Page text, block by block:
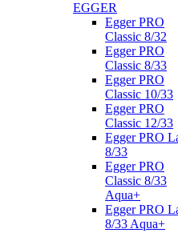
EGGER
Egger PRO
Classic 8/32
Egger PRO
Classic 8/33
Egger PRO
Classic 10/33
Egger PRO
Classic 12/33
Egger PRO
8/33
Egger PRO
Classic 8/33
Aqua+
Egger PRO
8/33 Aqua+